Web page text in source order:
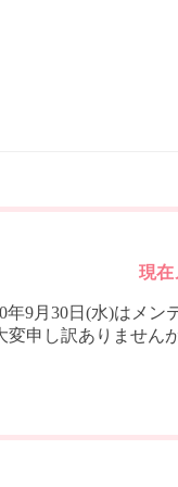
現在
年9月30日(水)はメ
変申し訳ありません